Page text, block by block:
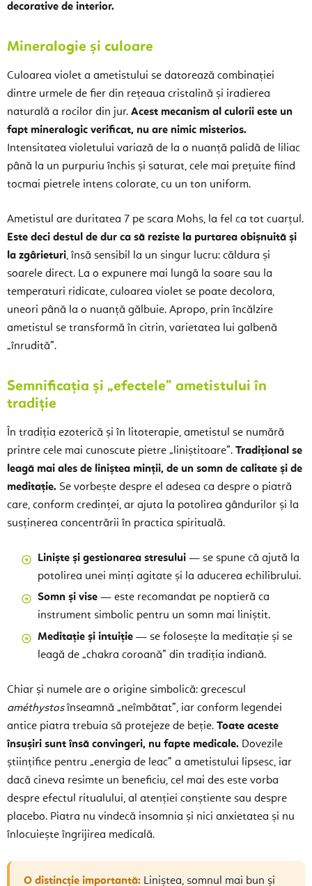
decorative de interior.
Mineralogie și culoare
Culoarea violet a ametistului se datorează combinației
dintre urmele de fier din rețeaua cristalină și iradierea
naturală a rocilor din jur. Acest mecanism al culorii este un
fapt mineralogic verificat, nu are nimic misterios.
Intensitatea violetului variază de la o nuanță palidă de liliac
până la un purpuriu închis și saturat, cele mai prețuite fiind
tocmai pietrele intens colorate, cu un ton uniform.
Ametistul are duritatea 7 pe scara Mohs, la fel ca tot cuarțul.
Este deci destul de dur ca să reziste la purtarea obișnuită și
la zgârieturi, însă sensibil la un singur lucru: căldura și
soarele direct. La o expunere mai lungă la soare sau la
temperaturi ridicate, culoarea violet se poate decolora,
uneori până la o nuanță gălbuie. Apropo, prin încălzire
ametistul se transformă în citrin, varietatea lui galbenă
„înrudită”.
Semnificația și „efectele” ametistului în
tradiție
În tradiția ezoterică și în litoterapie, ametistul se numără
printre cele mai cunoscute pietre „liniștitoare”. Tradițional se
leagă mai ales de liniștea minții, de un somn de calitate și de
meditație. Se vorbește despre el adesea ca despre o piatră
care, conform credinței, ar ajuta la potolirea gândurilor și la
susținerea concentrării în practica spirituală.
Liniște și gestionarea stresului — se spune că ajută la
potolirea unei minți agitate și la aducerea echilibrului.
Somn și vise — este recomandat pe noptieră ca
instrument simbolic pentru un somn mai liniștit.
Meditație și intuiție — se folosește la meditație și se
leagă de „chakra coroană” din tradiția indiană.
Chiar și numele are o origine simbolică: grecescul
améthystosînseamnă „neîmbătat”, iar conform legendei
antice piatra trebuia să protejeze de beție. Toate aceste
însușiri sunt însă convingeri, nu fapte medicale. Dovezile
științifice pentru „energia de leac” a ametistului lipsesc, iar
dacă cineva resimte un beneficiu, cel mai des este vorba
despre efectul ritualului, al atenției conștiente sau despre
placebo. Piatra nu vindecă insomnia și nici anxietatea și nu
înlocuiește îngrijirea medicală.
O distincție importantă: Liniștea, somnul mai bun și